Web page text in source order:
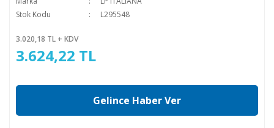
Stok Kodu
L295548
3.020,18 TL + KDV
3.624,22 TL
Gelince Haber Ver